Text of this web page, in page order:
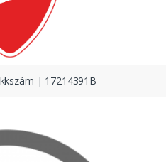
| 17214391B